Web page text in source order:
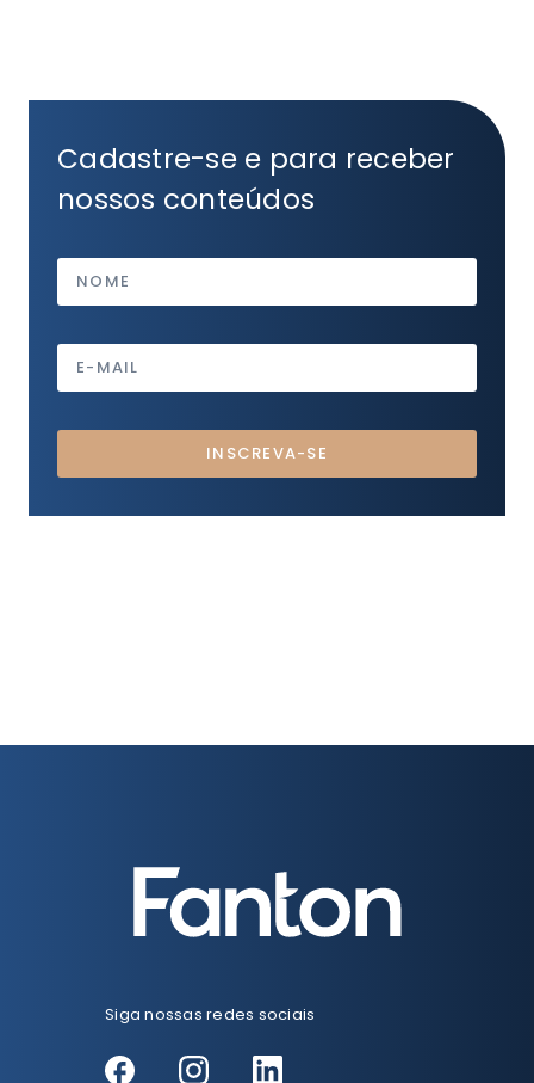
Cadastre-se e para receber
nossos conteúdos
INSCREVA-SE
Siga nossas redes sociais